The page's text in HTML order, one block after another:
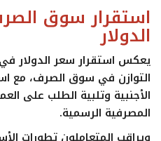
استقرار سوق
الدولار
يعكس استقرار سعر الدولار في
التوازن في سوق الصرف، مع
الأجنبية وتلبية الطلب على
المصرفية الرسمية.